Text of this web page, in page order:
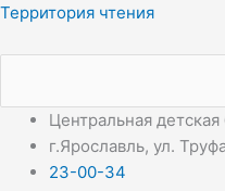
Перейти
Территория чтения
Центральная
г.Ярославль, ул.
23-00-34
Меню
Меню